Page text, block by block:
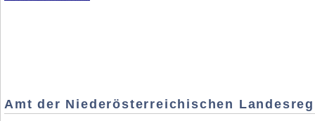
Amt der Niederösterreichischen